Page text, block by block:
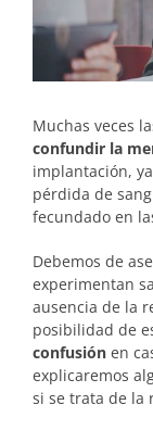
Muchas veces
confundir la
implantación,
pérdida de
fecundado en
Debemos de
experimentan
ausencia de la
posibilidad de
confusión en
explicaremos
si se trata de la